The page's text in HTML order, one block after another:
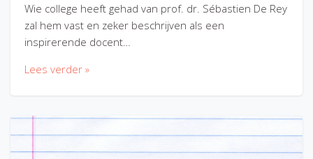
Wie college heeft gehad van prof. dr. Sébastien De Rey
zal hem vast en zeker beschrijven als een
inspirerende docent…
Lees verder »